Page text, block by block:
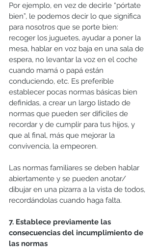
Por ejemplo, en vez de decirle “pórtate
bien”, le podemos decir lo que significa
para nosotros que se porte bien:
recoger los juguetes, ayudar a poner la
mesa, hablar en voz baja en una sala de
espera, no levantar la voz en el coche
cuando mamá o papá están
conduciendo, etc. Es preferible
establecer pocas normas básicas bien
definidas, a crear un largo listado de
normas que pueden ser difíciles de
recordar y de cumplir para tus hijos, y
que al final, más que mejorar la
convivencia, la empeoren.
Las normas familiares se deben hablar
abiertamente y se pueden anotar/
dibujar en una pizarra a la vista de todos,
recordándolas cuando haga falta.
7. Establece previamente las
consecuencias del incumplimiento de
las normas